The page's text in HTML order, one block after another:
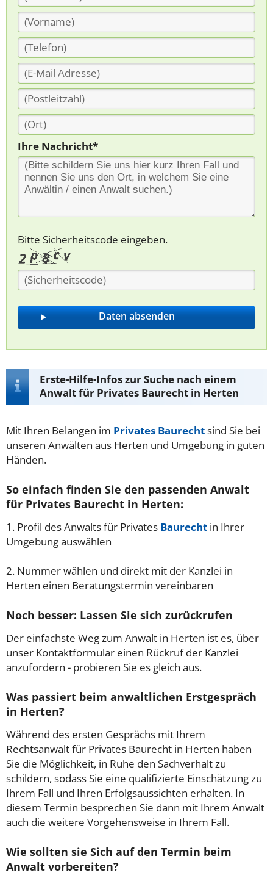
Ihre Nachricht*
Bitte Sicherheitscode eingeben.
Erste-Hilfe-Infos zur Suche nach einem
Anwalt für Privates Baurecht in Herten
Mit Ihren Belangen im Privates Baurechtsind Sie bei
unseren Anwälten aus Herten und Umgebung in guten
Händen.
So einfach finden Sie den passenden Anwalt
für Privates Baurecht in Herten:
1. Profil des Anwalts für Privates Baurecht in Ihrer
Umgebung auswählen
2. Nummer wählen und direkt mit der Kanzlei in
Herten einen Beratungstermin vereinbaren
Noch besser: Lassen Sie sich zurückrufen
Der einfachste Weg zum Anwalt in Herten ist es, über
unser Kontaktformular einen Rückruf der Kanzlei
anzufordern - probieren Sie es gleich aus.
Was passiert beim anwaltlichen Erstgespräch
in Herten?
Während des ersten Gesprächs mit Ihrem
Rechtsanwalt für Privates Baurecht in Herten haben
Sie die Möglichkeit, in Ruhe den Sachverhalt zu
schildern, sodass Sie eine qualifizierte Einschätzung zu
Ihrem Fall und Ihren Erfolgsaussichten erhalten. In
diesem Termin besprechen Sie dann mit Ihrem Anwalt
auch die weitere Vorgehensweise in Ihrem Fall.
Wie sollten sie Sich auf den Termin beim
Anwalt vorbereiten?